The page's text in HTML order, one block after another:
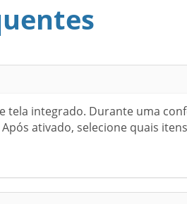
tela integrado. Durante uma
ativado, selecione quais